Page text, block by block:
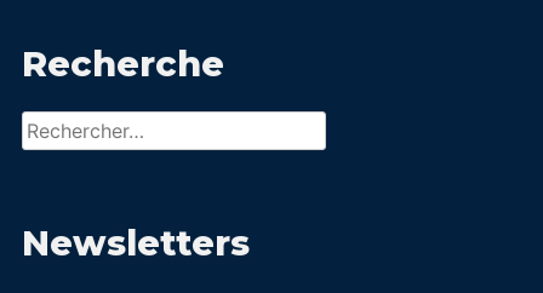
Recherche
Rechercher :
Newsletters